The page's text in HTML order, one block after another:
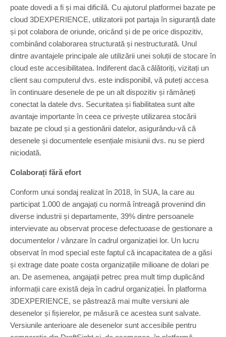
o
r
k
i
g
o
n
s
k
t
C
m
u
t
e
,
S
c
r
e
n
S
w
poate dovedi a fi și mai dificilă. Cu ajutorul platformei bazate pe
cloud 3DEXPERIENCE, utilizatorii pot partaja în siguranță date
și pot colabora de oriunde, oricând și de pe orice dispozitiv,
combinând colaborarea structurată și nestructurată. Unul
dintre avantajele principale ale utilizării unei soluții de stocare în
cloud este accesibilitatea. Indiferent dacă călătoriți, vizitați un
client sau computerul dvs. este indisponibil, vă puteți accesa
în continuare desenele de pe un alt dispozitiv și rămâneți
conectat la datele dvs. Securitatea și fiabilitatea sunt alte
avantaje importante în ceea ce privește utilizarea stocării
bazate pe cloud și a gestionării datelor, asigurându-vă că
desenele și documentele esențiale misiunii dvs. nu se pierd
niciodată.
Colaborați fără efort
Conform unui sondaj realizat în 2018, în SUA, la care au
participat 1.000 de angajați cu normă întreagă provenind din
diverse industrii și departamente, 39% dintre persoanele
intervievate au observat procese defectuoase de gestionare a
documentelor / vânzare în cadrul organizației lor. Un lucru
observat în mod special este faptul că incapacitatea de a găsi
și extrage date poate costa organizațiile milioane de dolari pe
an. De asemenea, angajații petrec prea mult timp duplicând
informații care există deja în cadrul organizației. În platforma
3DEXPERIENCE, se păstrează mai multe versiuni ale
desenelor și fișierelor, pe măsură ce acestea sunt salvate.
Versiunile anterioare ale desenelor sunt accesibile pentru